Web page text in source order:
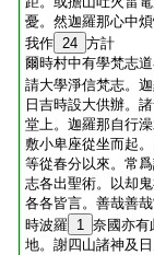
憂。然迦羅那心中
我作 24 方計
爾時村中有學梵志
請大學淨信梵志。
日吉時設大供辦。
堂上。迦羅那自行
敷小卑座從坐而起
等從春分以來。常
志各出聖術。以却
各各皆言。善哉善
時波羅 1 奈國亦有
地。謝四山諸神及